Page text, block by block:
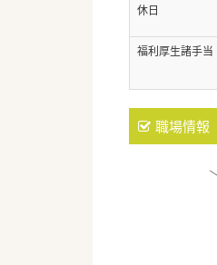
休日
福利厚生諸手当
職場情報